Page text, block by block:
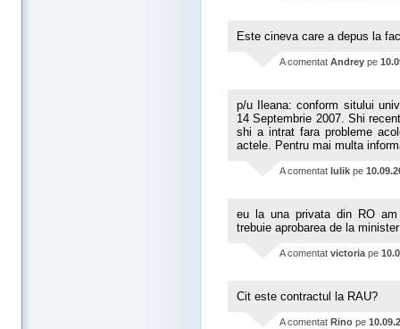
Este cineva care a depus la
A comentat Andrey pe
p/u Ileana: conform sitului
14 Septembrie 2007. Shi
shi a intrat fara probleme
actele. Pentru mai multa
A comentat Iulik pe
eu la una privata din RO am
trebuie aprobarea de la
A comentat victoria pe
Cit este contractul la RAU?
A comentat Rino pe